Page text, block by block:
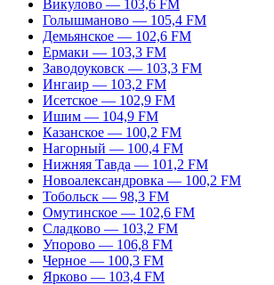
Викулово — 103,6 FM
Голышманово — 105,4 FM
Демьянское — 102,6 FM
Ермаки — 103,3 FM
Заводоуковск — 103,3 FM
Ингаир — 103,2 FM
Исетское — 102,9 FM
Ишим — 104,9 FM
Казанское — 100,2 FM
Нагорный — 100,4 FM
Нижняя Тавда — 101,2 FM
Новоалександровка — 100,2 FM
Тобольск — 98,3 FM
Омутинское — 102,6 FM
Сладково — 103,2 FM
Упорово — 106,8 FM
Черное — 100,3 FM
Ярково — 103,4 FM